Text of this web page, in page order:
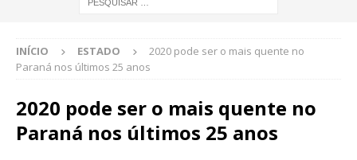
INÍCIO ESTADO
2020 pode ser o mais quente no
Paraná nos últimos 25 anos
2020 pode ser o mais quente no
Paraná nos últimos 25 anos